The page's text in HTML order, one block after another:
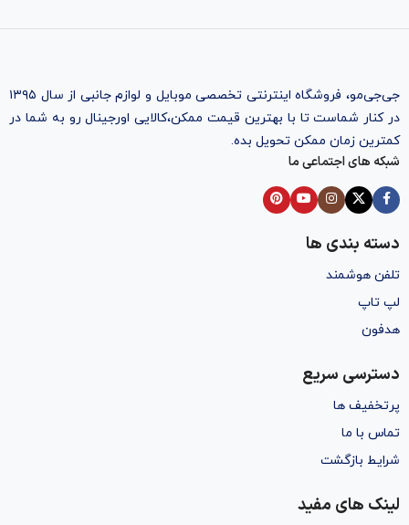
جی‌جی‌مو، فروشگاه اینترنتی تخصصی موبایل و لوازم جانبی از سال ۱۳۹۵
در کنار شماست تا با بهترین قیمت ممکن،‌کالایی اورجینال رو به شما در
کمترین زمان ممکن تحویل بده.
شبکه های اجتماعی ما
دسته بندی ها
تلفن هوشمند
لپ تاپ
هدفون
دسترسی سریع
پرتخفیف ها
تماس با ما
شرایط بازگشت
لینک های مفید